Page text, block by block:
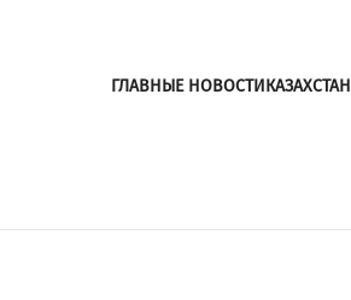
ГЛАВНЫЕ НОВОСТИКАЗАХСТАН